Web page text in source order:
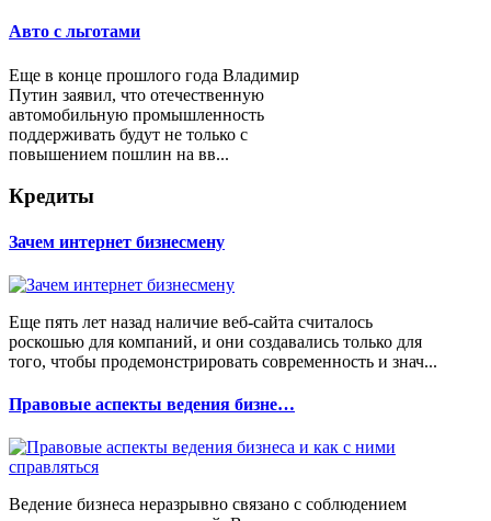
Авто с льготами
Еще в конце прошлого года Владимир
Путин заявил, что отечественную
автомобильную промышленность
поддерживать будут не только с
повышением пошлин на вв...
Кредиты
Зачем интернет бизнесмену
Еще пять лет назад наличие веб-сайта считалось
роскошью для компаний, и они создавались только для
того, чтобы продемонстрировать современность и знач...
Правовые аспекты ведения бизне…
Ведение бизнеса неразрывно связано с соблюдением